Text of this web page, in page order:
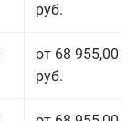
руб.
от 68 955,00
руб.